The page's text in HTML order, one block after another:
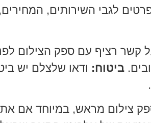
לגבי השירותים,
קשר רציף עם ספק הצילום
ביטוח: ודאו שלצלם יש
צילום מראש, במיוחד אם